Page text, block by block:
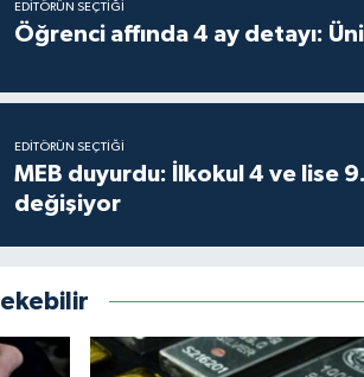
EDITÖRÜN SEÇTIĞI
Öğrenci affında 4 ay detayı:
EDITÖRÜN SEÇTIĞI
MEB duyurdu: İlkokul 4 ve lise
değişiyor